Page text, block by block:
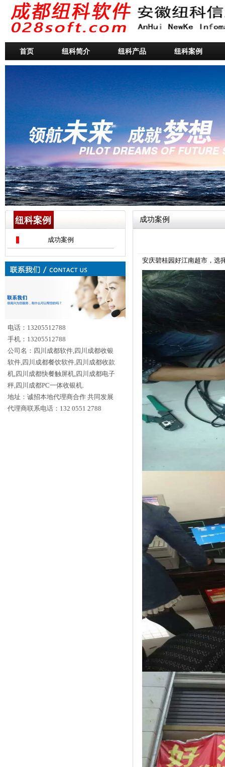
首页 纽科简介 纽科产品 纽科案例
纽科案例
成功案例
电话：13205512788
手机：13205512788
公司名：四川成都软件,四川成都收银
软件,四川成都餐饮软件,四川成都收款
机,四川成都快餐触屏机,四川成都电子
秤,四川成都PC一体收银机.
地址：诚招本地代理商合作 共同发展
代理商联系电话：132 0551 2788
成功案例
安庆碧桂园好江南超市，选